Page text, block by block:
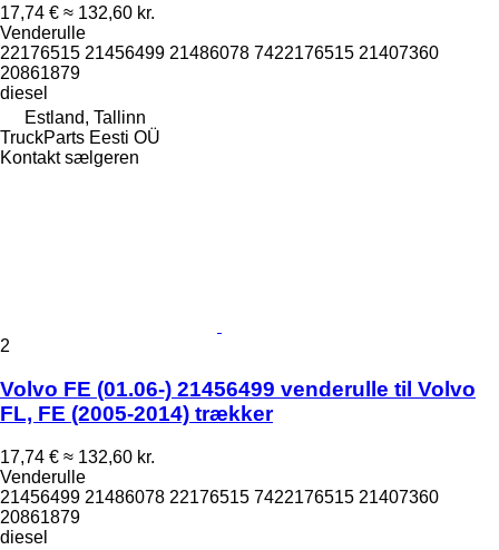
17,74 € ≈ 132,60 kr.
Venderulle
22176515 21456499 21486078 7422176515 21407360
20861879
diesel
Estland, Tallinn
TruckParts Eesti OÜ
Kontakt sælgeren
2
Volvo FE (01.06-) 21456499 venderulle til Volvo
FL, FE (2005-2014) trækker
17,74 € ≈ 132,60 kr.
Venderulle
21456499 21486078 22176515 7422176515 21407360
20861879
diesel